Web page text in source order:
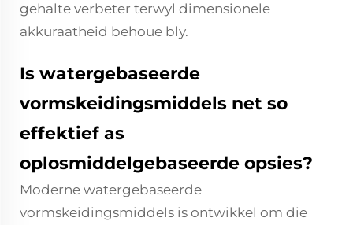
gehalte verbeter terwyl dimensionele
akkuraatheid behoue bly.
Is watergebaseerde
vormskeidingsmiddels net so
effektief as
oplosmiddelgebaseerde opsies?
Moderne watergebaseerde
vormskeidingsmiddels is ontwikkel om die